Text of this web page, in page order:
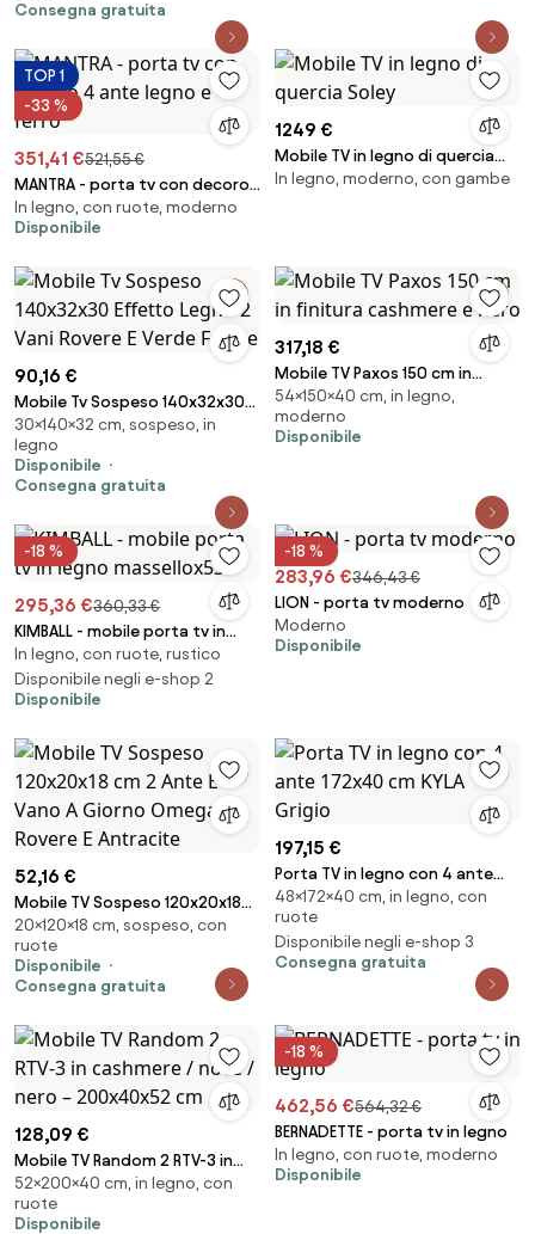
Consegna gratuita
TOP 1
-33 %
351,41 €521,55 €
MANTRA - porta tv con decoro
4 ante legno e ferro
In legno, con ruote, moderno
Disponibile
1249 €
Mobile TV in legno di quercia
Soley
In legno, moderno, con gambe
90,16 €
Mobile Tv Sospeso 140x32x30
Effetto Legno 2 Vani Rovere E
Verde Frame
30×140×32 cm, sospeso, in
legno
Disponibile
Consegna gratuita
317,18 €
Mobile TV Paxos 150 cm in
finitura cashmere e nero
54×150×40 cm, in legno,
moderno
Disponibile
-18 %
295,36 €360,33 €
KIMBALL - mobile porta tv in
legno massellox53
In legno, con ruote, rustico
Disponibile negli e-shop 2
Disponibile
-18 %
283,96 €346,43 €
LION - porta tv moderno
Moderno
Disponibile
52,16 €
Mobile TV Sospeso 120x20x18
cm 2 Ante E Vano A Giorno
Omega Rovere E Antracite
20×120×18 cm, sospeso, con
ruote
Disponibile
Consegna gratuita
197,15 €
Porta TV in legno con 4 ante
172x40 cm KYLA Grigio
48×172×40 cm, in legno, con
ruote
Disponibile negli e-shop 3
Consegna gratuita
128,09 €
Mobile TV Random 2 RTV-3 in
cashmere / noce / nero –
200x40x52 cm
52×200×40 cm, in legno, con
ruote
Disponibile
-18 %
462,56 €564,32 €
BERNADETTE - porta tv in legno
In legno, con ruote, moderno
Disponibile